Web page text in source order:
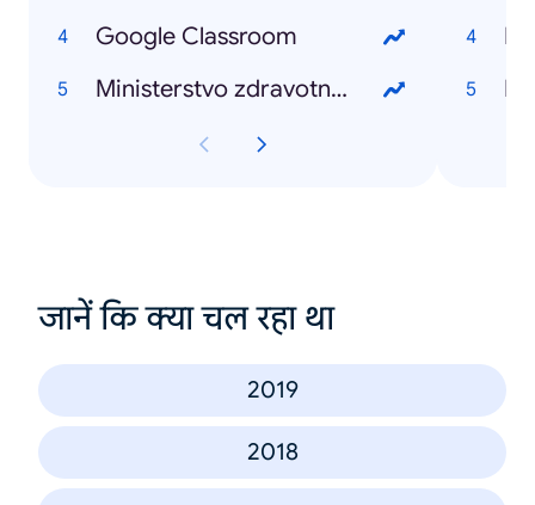
Google Classroom
Ministerstvo zdravotnictví
जानें कि क्या चल रहा था
2019
2018